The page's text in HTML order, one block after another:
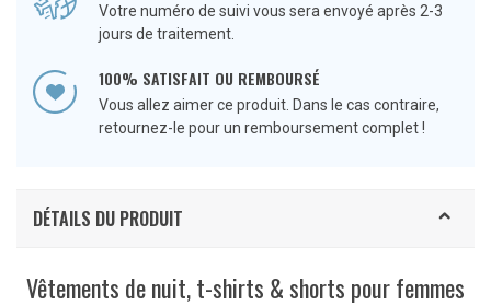
Votre numéro de suivi vous sera envoyé après 2-3
jours de traitement.
100% SATISFAIT OU REMBOURSÉ
Vous allez aimer ce produit. Dans le cas contraire,
retournez-le pour un remboursement complet !
DÉTAILS DU PRODUIT
Vêtements de nuit, t-shirts & shorts pour femmes